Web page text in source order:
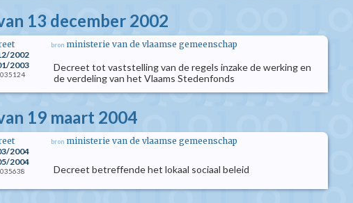
13 december 2002
2002
2003
bron ministerie van de vlaamse gemeenschap
Decreet tot vaststelling van de regels inzake de werking en
de verdeling van het Vlaams Stedenfonds
19 maart 2004
2004
2004
bron ministerie van de vlaamse gemeenschap
Decreet betreffende het lokaal sociaal beleid